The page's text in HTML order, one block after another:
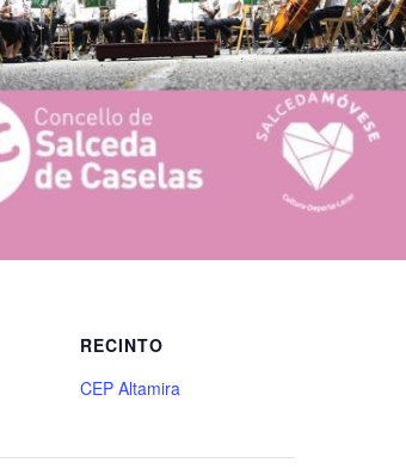
RECINTO
CEP Altamira